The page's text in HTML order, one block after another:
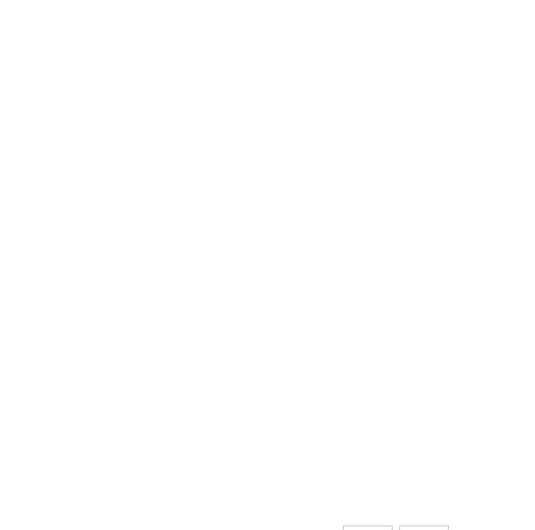
сон ребенка в детской.
включает и отключает прибор в зависимости